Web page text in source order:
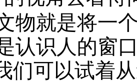
物就是将一
认识人的窗
们可以试着